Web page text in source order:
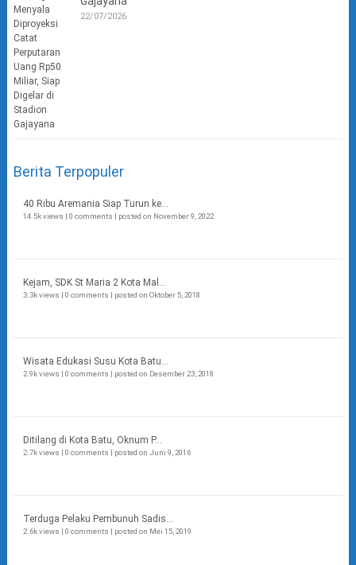
22/07/2026
Berita Terpopuler
40 Ribu Aremania Siap Turun ke...
14.5k views | 0 comments | posted on November 9, 2022
Kejam, SDK St Maria 2 Kota Mal...
3.3k views | 0 comments | posted on Oktober 5, 2018
Wisata Edukasi Susu Kota Batu...
2.9k views | 0 comments | posted on Desember 23, 2018
Ditilang di Kota Batu, Oknum P...
2.7k views | 0 comments | posted on Juni 9, 2016
Terduga Pelaku Pembunuh Sadis...
2.6k views | 0 comments | posted on Mei 15, 2019